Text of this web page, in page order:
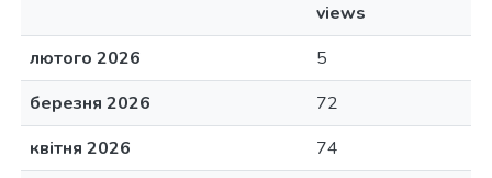
views
лютого 2026
5
березня 2026
72
квітня 2026
74